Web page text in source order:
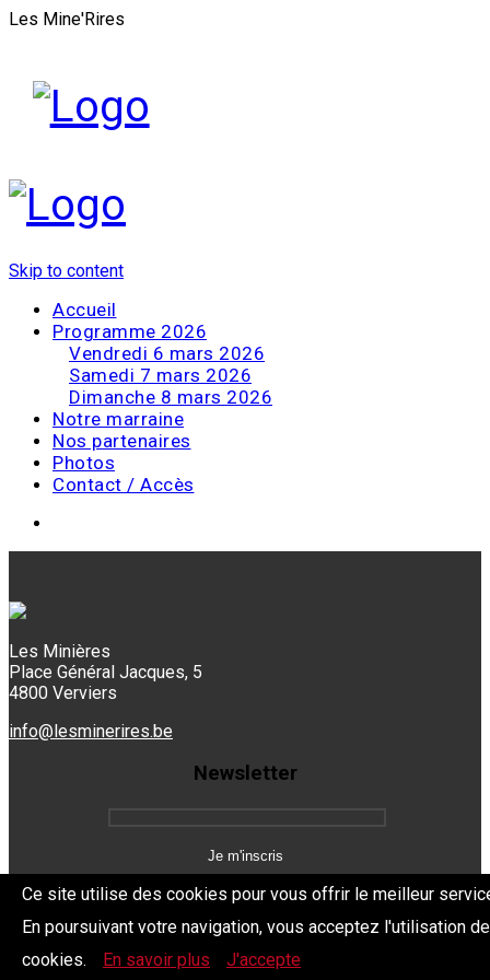
Les Mine'Rires
Skip to content
Accueil
Programme 2026
Vendredi 6 mars 2026
Samedi 7 mars 2026
Dimanche 8 mars 2026
Notre marraine
Nos partenaires
Photos
Contact / Accès
Les Minières
Place Général Jacques, 5
4800 Verviers
info@lesminerires.be
Newsletter
Copyright 2026 Les Mine'Rires - Politique de confidentialité
Ce site utilise des cookies pour vous offrir le meilleur
En poursuivant votre navigation, vous acceptez l'utilisation
cookies.
En savoir plus J'accepte